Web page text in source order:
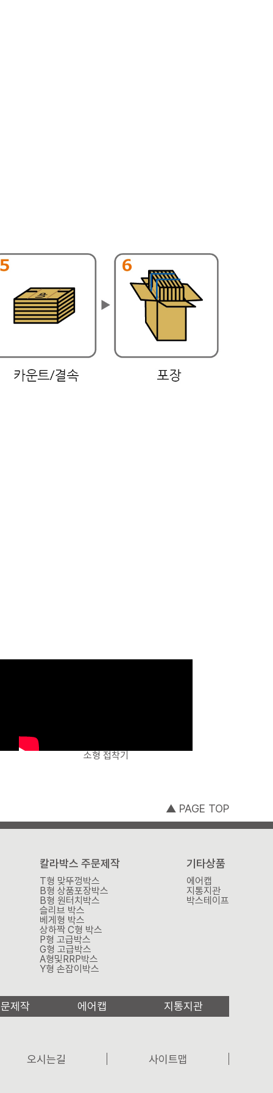
소형 접착기
▲ PAGE TOP
칼라박스 주문제작
T형 맞뚜껑박스
B형 상품포장박스
B형 원터치박스
슬리브 박스
베게형 박스
상하짝 C형 박스
P형 고급박스
G형 고급박스
A형및RRP박스
Y형 손잡이박스
기타상품
에어캡
지통지관
박스테이프
제작 에어캡 지통지관
오시는길 사이트맵